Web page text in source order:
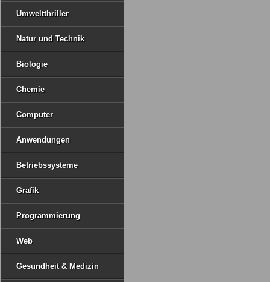
Umweltthriller
Natur und Technik
Biologie
Chemie
Computer
Anwendungen
Betriebssysteme
Grafik
Programmierung
Web
Gesundheit & Medizin